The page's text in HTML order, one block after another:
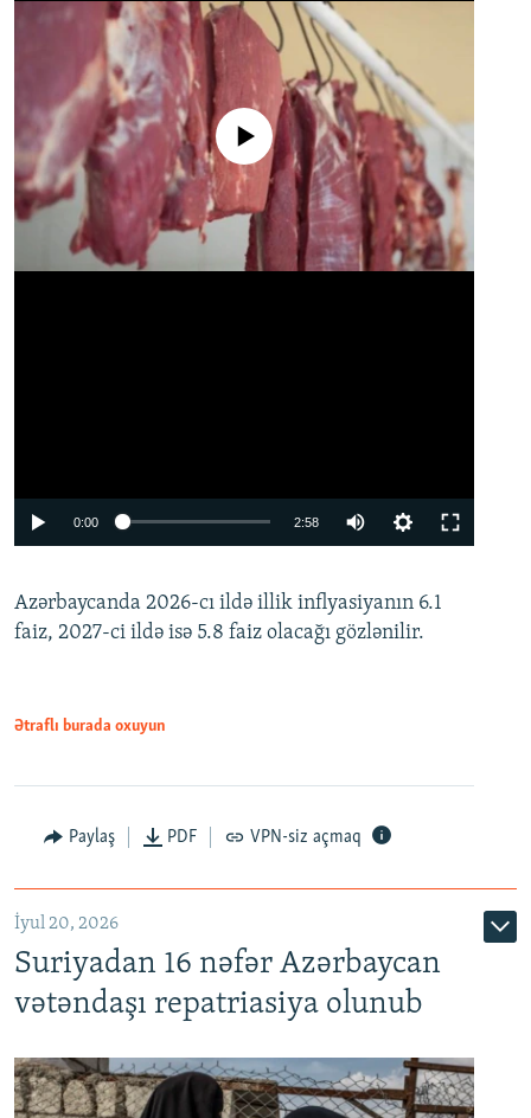
Auto
No media source currently available
0:00 2:58
360p
480p
Azərbaycanda 2026-cı ildə illik inflyasiyanın 6.1
faiz, 2027-ci ildə isə 5.8 faiz olacağı gözlənilir.
Ətraflı burada oxuyun
Paylaş PDF VPN-siz açmaq
İyul 20, 2026
Suriyadan 16 nəfər Azərbaycan
vətəndaşı repatriasiya olunub